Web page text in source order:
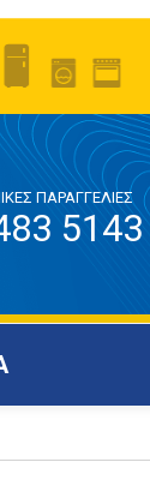
ΠΑΡΑΓΓΕΛΙΕΣ
5143